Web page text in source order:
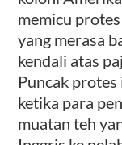
memicu
yang merasa
kendali atas
Puncak protes
ketika para
muatan teh